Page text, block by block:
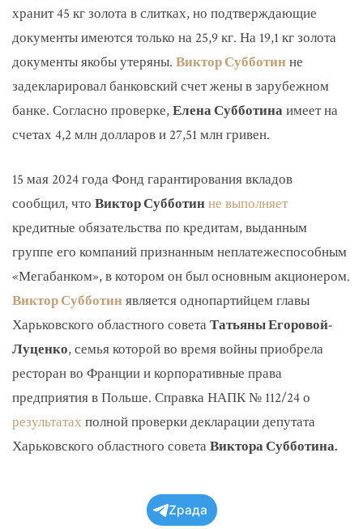
хранит 45 кг золота в слитках, но подтверждающие
документы имеются только на 25,9 кг. На 19,1 кг золота
документы якобы утеряны. Виктор Субботинне
задекларировал банковский счет жены в зарубежном
банке. Согласно проверке,Елена Субботинаимеет на
счетах 4,2 млн долларов и 27,51 млн гривен.
15 мая 2024 года Фонд гарантирования вкладов
сообщил, что Виктор Субботинне выполняет
кредитные обязательства по кредитам, выданным
группе его компаний признанным неплатежеспособным
«Мегабанком», в котором он был основным акционером.
Виктор Субботинявляется однопартийцем главы
Харьковского областного советаТатьяны Егоровой-
Луценко, семья которой во время войны приобрела
ресторан во Франции и корпоративные права
предприятия в Польше. Справка НАПК № 112/24 о
результатах полной проверки декларации депутата
Харьковского областного советаВиктора Субботина.
Zрада